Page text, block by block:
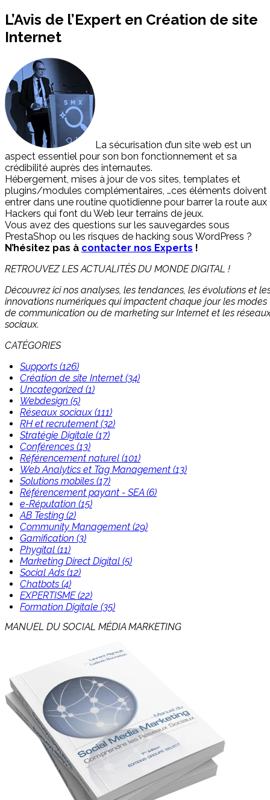
L’Avis de l’Expert en Création de site
Internet
La sécurisation d’un site web est un
aspect essentiel pour son bon fonctionnement et sa
crédibilité auprès des internautes.
Hébergement, mises à jour de vos sites, templates et
plugins/modules complémentaires, …ces éléments doivent
entrer dans une routine quotidienne pour barrer la route aux
Hackers qui font du Web leur terrains de jeux.
Vous avez des questions sur les sauvegardes sous
PrestaShop ou les risques de hacking sous WordPress ?
N’hésitez pas à contacter nos Experts !
RETROUVEZ LES ACTUALITÉS DU MONDE DIGITAL !
Découvrez ici nos analyses, les tendances, les évolutions et
innovations numériques qui impactent chaque jour les modes
de communication ou de marketing sur Internet et les
sociaux.
CATÉGORIES
Supports (126)
Création de site Internet (34)
Uncategorized (1)
Webdesign (5)
Réseaux sociaux (111)
RH et recrutement (32)
Stratégie Digitale (17)
Conférences (13)
Référencement naturel (101)
Web Analytics et Tag Management (13)
Solutions mobiles (17)
Référencement payant - SEA (6)
e-Réputation (15)
AB Testing (2)
Community Management (29)
Gamification (3)
Phygital (11)
Marketing Direct Digital (5)
Social Ads (12)
Chatbots (4)
EXPERTISME (22)
Formation Digitale (35)
MANUEL DU SOCIAL MÉDIA MARKETING